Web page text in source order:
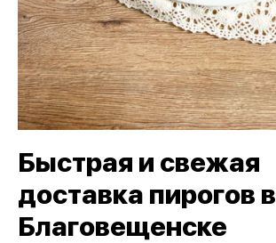
Быстрая и свежая
доставка пирогов в
Благовещенске